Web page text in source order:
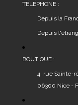
TÉLÉPHONE :
Depuis la
Depuis
BOUTIQUE :
4, rue Sainte-
06300 Nice -